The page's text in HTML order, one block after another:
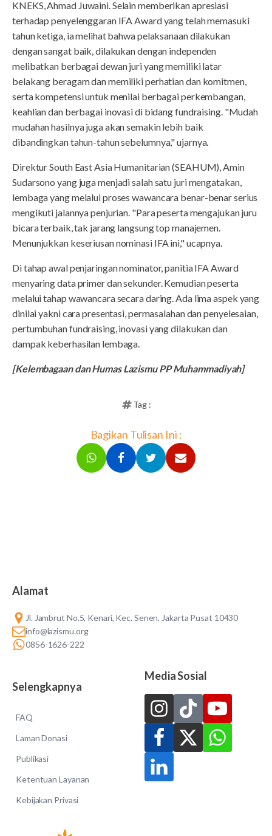
KNEKS, Ahmad Juwaini. Selain memberikan apresiasi
terhadap penyelenggaran IFA Award yang telah memasuki
tahun ketiga, ia melihat bahwa pelaksanaan dilakukan
dengan sangat baik, dilakukan dengan independen
melibatkan berbagai dewan juri yang memiliki latar
belakang beragam dan memiliki perhatian dan komitmen,
serta kompetensi untuk menilai berbagai perkembangan,
keahlian dan berbagai inovasi di bidang fundraising. "Mudah
mudahan hasilnya juga akan semakin lebih baik
dibandingkan tahun-tahun sebelumnya," ujarnya.
Direktur South East Asia Humanitarian (SEAHUM), Amin
Sudarsono yang juga menjadi salah satu juri mengatakan,
lembaga yang melalui proses wawancara benar-benar serius
mengikuti jalannya penjurian. "Para peserta mengajukan juru
bicara terbaik, tak jarang langsung top manajemen.
Menunjukkan keseriusan nominasi IFA ini," ucapnya.
Di tahap awal penjaringan nominator, panitia IFA Award
menyaring data primer dan sekunder. Kemudian peserta
melalui tahap wawancara secara daring. Ada lima aspek yang
dinilai yakni cara presentasi, permasalahan dan penyelesaian,
pertumbuhan fundraising, inovasi yang dilakukan dan
dampak keberhasilan lembaga.
[Kelembagaan dan Humas Lazismu PP Muhammadiyah]
Tag :
Bagikan Tulisan Ini :
Alamat
Jl. Jambrut No.5, Kenari, Kec. Senen, Jakarta Pusat 10430
info@lazismu.org
0856-1626-222
Selengkapnya
FAQ
Laman Donasi
Publikasi
Ketentuan Layanan
Kebijakan Privasi
Media Sosial